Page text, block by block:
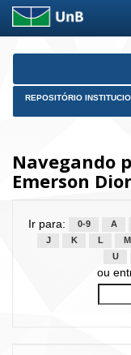
Skip
REPOSITÓRIO
Navegando
Emerson
Ir para: 0-9 A
J
K L M
U
ou